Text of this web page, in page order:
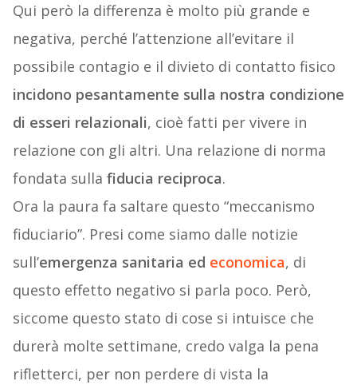
Qui però la differenza è molto più grande e
negativa, perché l’attenzione all’evitare il
possibile contagio e il divieto di contatto fisico
incidono pesantamente sulla nostra condizione
di esseri relazionali, cioè fatti per vivere in
relazione con gli altri. Una relazione di norma
fondata sulla fiducia reciproca.
Ora la paura fa saltare questo “meccanismo
fiduciario”. Presi come siamo dalle notizie
sull’emergenza sanitaria ed economica, di
questo effetto negativo si parla poco. Però,
siccome questo stato di cose si intuisce che
durerà molte settimane, credo valga la pena
rifletterci, per non perdere di vista la